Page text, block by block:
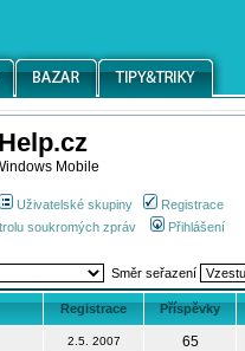
Mobile
Uživatelské skupiny
Registrace
soukromých zpráv Přihlášení
Směr seřazení
Registrace Příspěvky
2.5. 2007
65